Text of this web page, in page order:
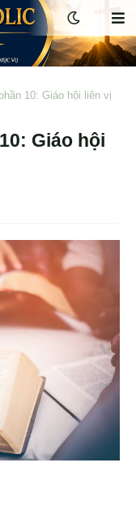
10: Giáo hội liên vị
Giáo hội